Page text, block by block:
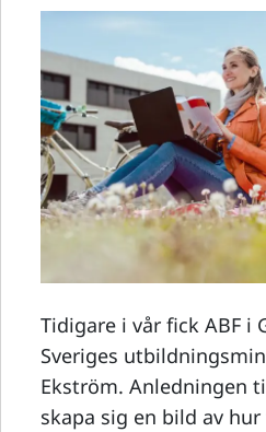
Tidigare i vår fick ABF i
Sveriges
Ekström. Anledningen
skapa sig en bild av